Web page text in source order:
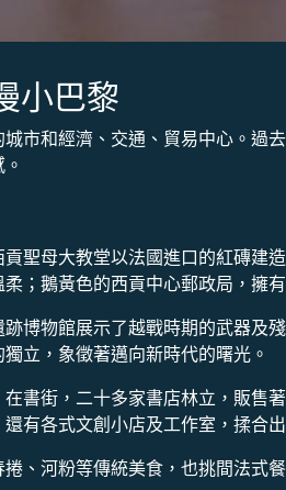
小巴黎
市和經濟、交通、貿易中心。過
聖母大教堂以法國進口的紅磚建
；鵝黃色的西貢中心郵政局，擁
博物館展示了越戰時期的武器及
立，象徵著邁向新時代的曙光。
書街，二十多家書店林立，販售
有各式文創小店及工作室，揉合
、河粉等傳統美食，也挑間法式